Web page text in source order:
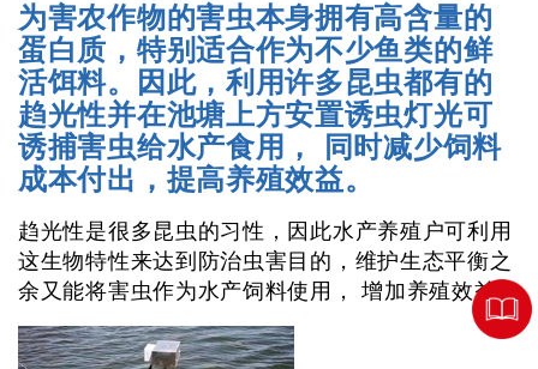
为害农作物的害虫本身拥有高含量的
蛋白质，特别适合作为不少鱼类的鲜
活饵料。因此，利用许多昆虫都有的
趋光性并在池塘上方安置诱虫灯光可
诱捕害虫给水产食用， 同时减少饲料
成本付出，提高养殖效益。
趋光性是很多昆虫的习性，因此水产养殖户可利用
这生物特性来达到防治虫害目的，维护生态平衡之
余又能将害虫作为水产饲料使用， 增加养殖效益。